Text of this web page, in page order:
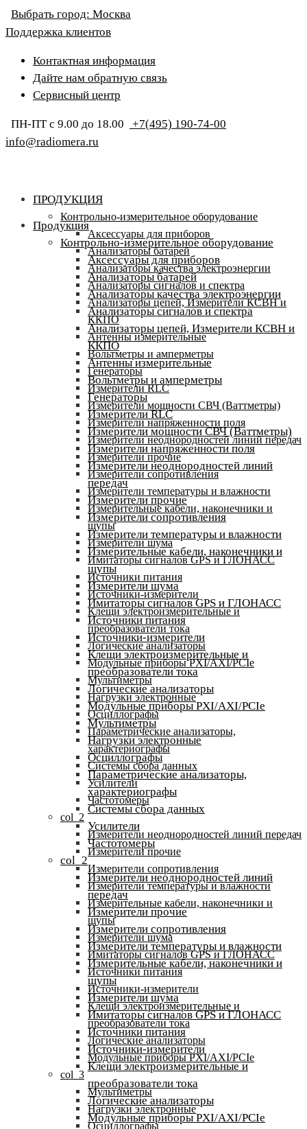
Выбрать город: Москва
Поддержка клиентов
Контактная информация
Дайте нам обратную связь
Сервисный центр
ПН-ПТ с 9.00 до 18.00
+7(495) 190-74-00
info@radiomera.ru
ПРОДУКЦИЯ
Контрольно-измерительное оборудование
Аксессуары для приборов
Анализаторы батарей
Анализаторы качества электроэнергии
Анализаторы сигналов и спектра
Анализаторы цепей, Измерители КСВН и
ККПО
Антенны измерительные
Вольтметры и амперметры
Генераторы
Измерители RLC
Измерители мощности СВЧ (Ваттметры)
Измерители напряженности поля
Измерители неоднородностей линий передач
Измерители прочие
Измерители сопротивления
Измерители температуры и влажности
Измерительные кабели, наконечники и
щупы
Измерители шума
Имитаторы сигналов GPS и ГЛОНАСС
Источники питания
Источники-измерители
Клещи электроизмерительные и
преобразователи тока
Логические анализаторы
Модульные приборы PXI/AXI/PCIe
Мультиметры
Нагрузки электронные
Осциллографы
Параметрические анализаторы,
характериографы
Системы сбора данных
Усилители
Частотомеры
col_2
Измерители неоднородностей линий передач
Измерители прочие
Измерители сопротивления
Измерители температуры и влажности
Измерительные кабели, наконечники и
щупы
Измерители шума
Имитаторы сигналов GPS и ГЛОНАСС
Источники питания
Источники-измерители
Клещи электроизмерительные и
преобразователи тока
Логические анализаторы
Модульные приборы PXI/AXI/PCIe
col_3
Мультиметры
Нагрузки электронные
Осциллографы
Продукция
Контрольно-измерительное оборудование
Аксессуары для приборов
Анализаторы батарей
Анализаторы качества электроэнергии
Анализаторы сигналов и спектра
Анализаторы цепей, Измерители КСВН и
ККПО
Антенны измерительные
Вольтметры и амперметры
Генераторы
Измерители RLC
Измерители мощности СВЧ (Ваттметры)
Измерители напряженности поля
Измерители неоднородностей линий
передач
Измерители прочие
Измерители сопротивления
Измерители температуры и влажности
Измерительные кабели, наконечники и
щупы
Измерители шума
Имитаторы сигналов GPS и ГЛОНАСС
Источники питания
Источники-измерители
Клещи электроизмерительные и
преобразователи тока
Логические анализаторы
Модульные приборы PXI/AXI/PCIe
Мультиметры
Нагрузки электронные
Осциллографы
Параметрические анализаторы,
характериографы
Системы сбора данных
Усилители
Частотомеры
col_2
Измерители неоднородностей линий
передач
Измерители прочие
Измерители сопротивления
Измерители температуры и влажности
Измерительные кабели, наконечники и
щупы
Измерители шума
Имитаторы сигналов GPS и ГЛОНАСС
Источники питания
Источники-измерители
Клещи электроизмерительные и
преобразователи тока
Логические анализаторы
Модульные приборы PXI/AXI/PCIe